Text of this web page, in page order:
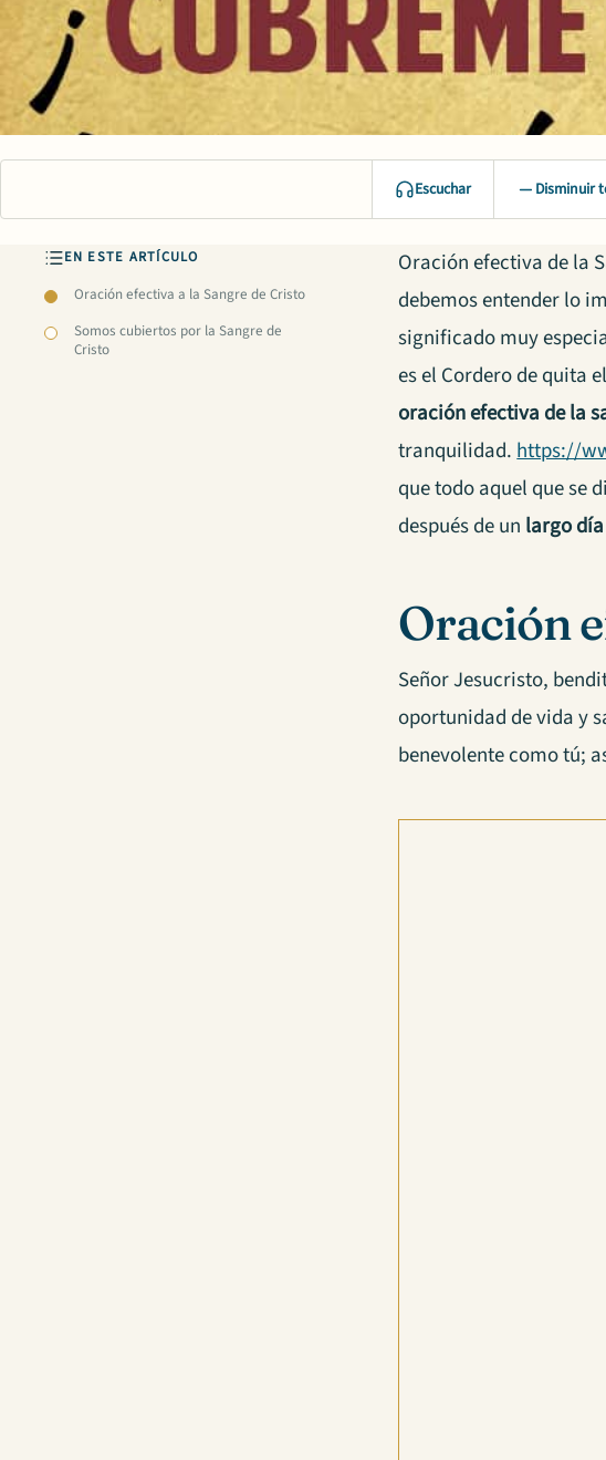
Escuchar Disminuir
EN ESTE ARTÍCULO
Oración efectiva a la Sangre de Cristo
Somos cubiertos por la Sangre de
Cristo
Oración efectiva de la
debemos entender lo
significado muy
es el Cordero de quita
oración efectiva de la
tranquilidad.https://
que todo aquel que se
después de un largo
Oración
Señor Jesucristo,
oportunidad de vida y
benevolente como tú;